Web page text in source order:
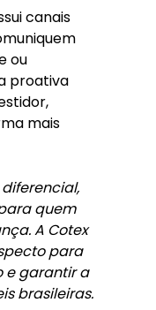
canais
ou
proativa
mais
quem
A Cotex
para
e garantir a
brasileiras.